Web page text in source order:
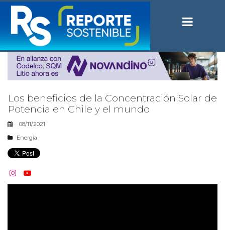
Los beneficios de la Concentración Solar de
Potencia en Chile y el mundo
08/11/2021
Energía
 